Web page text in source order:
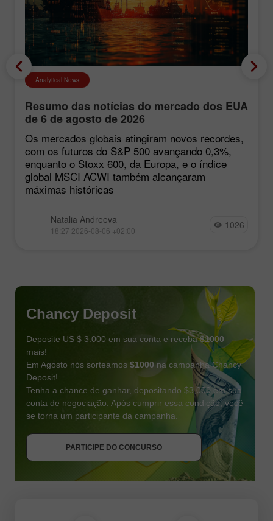
Analytical News
Resumo das notícias do mercado dos EUA
de 6 de agosto de 2026
Os mercados globais atingiram novos recordes,
com os futuros do S&P 500 avançando 0,3%,
enquanto o Stoxx 600, da Europa, e o índice
global MSCI ACWI também alcançaram
máximas históricas
Natalia Andreeva
18:27 2026-08-06 +02:00 1026
PARTICIPE DO CONCURSO
Chancy Deposit
Deposite US $ 3.000 em sua conta e receba$1000
mais!
Em Agosto nós sorteamos $1000 na campanha Chancy
Deposit!
Tenha a chance de ganhar, depositando $3,000 em sua
conta de negociação. Após cumprir essa condição, você
se torna um participante da campanha.
PARTICIPE DO CONCURSO
PARTICIPE DO CONCURSO
RECEBA O BÔNUS